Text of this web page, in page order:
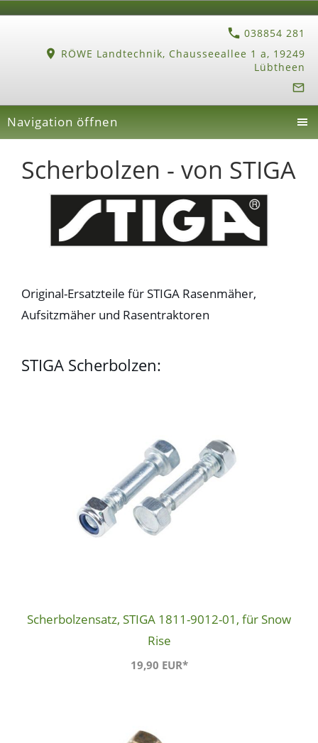
038854 281
RÖWE Landtechnik, Chausseeallee 1 a, 19249
Lübtheen
Navigation öffnen
Scherbolzen - von STIGA
Original-Ersatzteile für STIGA Rasenmäher,
Aufsitzmäher und Rasentraktoren
STIGA Scherbolzen:
Scherbolzensatz, STIGA 1811-9012-01, für Snow
Rise
19,90 EUR*